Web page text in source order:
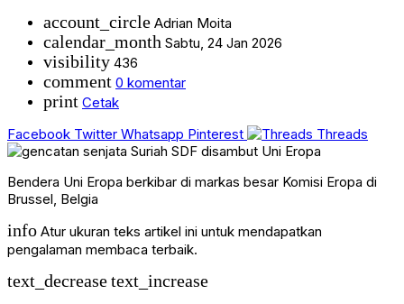
account_circle Adrian Moita
calendar_month Sabtu, 24 Jan 2026
visibility 436
comment 0 komentar
print Cetak
Facebook Twitter Whatsapp Pinterest Threads
Bendera Uni Eropa berkibar di markas besar Komisi Eropa di
Brussel, Belgia
info Atur ukuran teks artikel ini untuk mendapatkan
pengalaman membaca terbaik.
text_decreasetext_increase